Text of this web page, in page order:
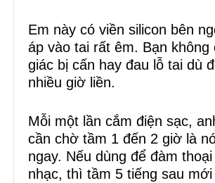
Em này có viền silicon bên
áp vào tai rất êm. Bạn không
giác bị cấn hay đau lỗ tai dù
nhiều giờ liền.
Mỗi một lần cắm điện sạc,
cần chờ tầm 1 đến 2 giờ là
ngay. Nếu dùng để đàm
nhạc, thì tầm 5 tiếng sau